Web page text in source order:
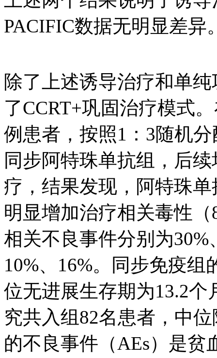
PACIFIC数据无明显差异
除了上述诱导治疗和单
了CCRT+巩固治疗模式
例患者，按照1：3随机
同步阿特珠单抗组，后
疗，结果发现，阿特珠
明显增加治疗相关毒性（
相关不良事件分别为
10%、16%。同步免疫
位无进展生存期为13.2个
究共入组82名患者，中
的不良事件（AEs）是贫